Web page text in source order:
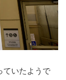
ていたようで